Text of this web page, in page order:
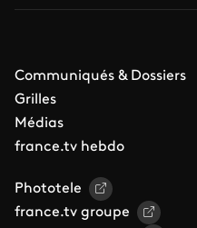
Communiqués & Dossiers
Grilles
Médias
france.tv hebdo
Phototele
france.tv groupe